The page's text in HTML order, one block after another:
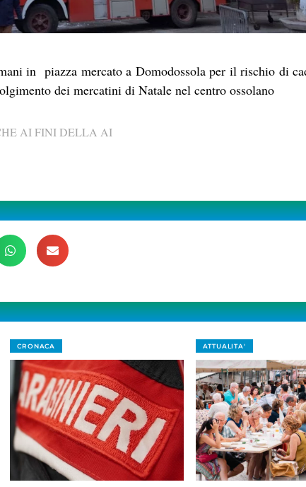
in piazza mercato a Domodossola per il rischio di
dei mercatini di Natale nel centro ossolano
AI FINI DELLA AI
CRONACA ATTUALITA'